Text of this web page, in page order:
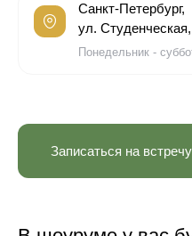
Санкт-Петербург,
ул.
Понедельник -
Записаться на встречу